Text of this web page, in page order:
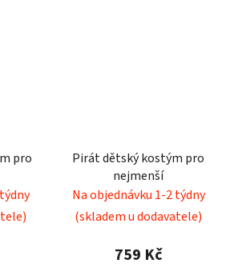
pro
Pirát dětský kostým pro
nejmenší
Na objednávku 1-2 týdny
(skladem u dodavatele)
759 Kč